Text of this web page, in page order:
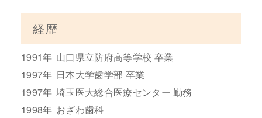
経歴
1991年 山口県立防府高等学校 卒業
1997年 日本大学歯学部 卒業
1997年 埼玉医大総合医療センター 勤務
1998年 おざわ歯科